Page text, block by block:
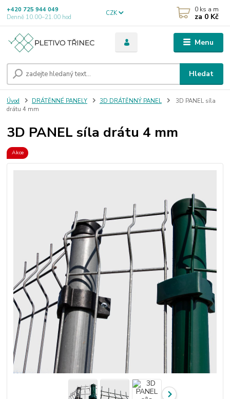
Menu
CZK
Hledat
+420 725 944 049
Denně 10.00–21.00 hod
0 ks a m
za 0 Kč
Úvod DRÁTĚNNÉ PANELY 3D DRÁTĚNNÝ PANEL
3D PANEL síla
drátu 4 mm
3D PANEL síla drátu 4 mm
Akce